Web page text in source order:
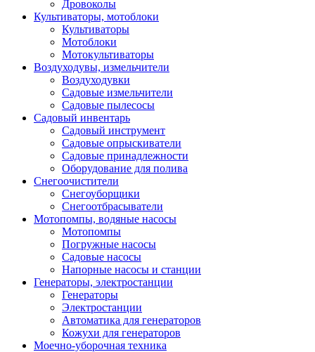
Дровоколы
Культиваторы, мотоблоки
Культиваторы
Мотоблоки
Мотокультиваторы
Воздуходувы, измельчители
Воздуходувки
Садовые измельчители
Садовые пылесосы
Садовый инвентарь
Садовый инструмент
Садовые опрыскиватели
Садовые принадлежности
Оборудование для полива
Снегоочистители
Снегоуборщики
Снегоотбрасыватели
Мотопомпы, водяные насосы
Мотопомпы
Погружные насосы
Садовые насосы
Напорные насосы и станции
Генераторы, электростанции
Генераторы
Электростанции
Автоматика для генераторов
Кожухи для генераторов
Моечно-уборочная техника